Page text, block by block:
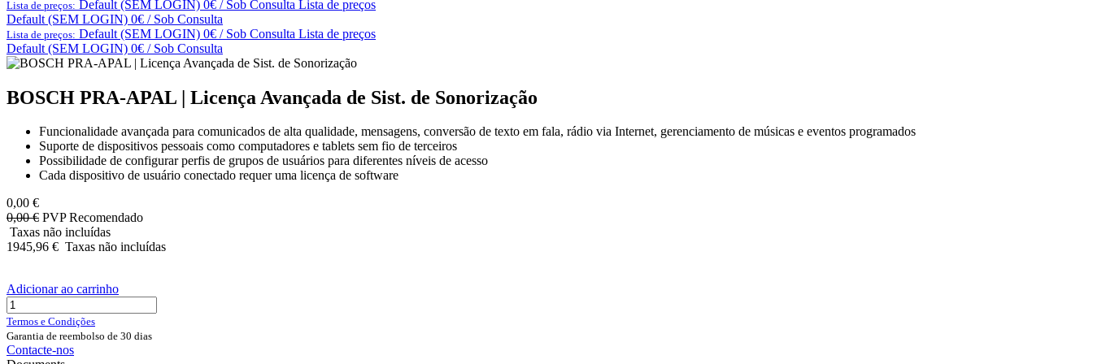
Lista de preços: Default (SEM LOGIN) 0€ / Sob Consulta Lista de preços
Default (SEM LOGIN) 0€ / Sob Consulta
Lista de preços: Default (SEM LOGIN) 0€ / Sob Consulta Lista de preços
Default (SEM LOGIN) 0€ / Sob Consulta
BOSCH PRA-APAL | Licença Avançada de Sist. de Sonorização
Funcionalidade avançada para comunicados de alta qualidade, mensagens, conversão de texto em fala, rádio via Internet, gerenciamento de músicas e eventos programados
Suporte de dispositivos pessoais como computadores e tablets sem fio de terceiros
Possibilidade de configurar perfis de grupos de usuários para diferentes níveis de acesso
Cada dispositivo de usuário conectado requer uma licença de software
0,00 €
0,00€ PVP Recomendado
Taxas não incluídas
1945,96 € Taxas não incluídas
Adicionar ao carrinho
Termos e Condições
Garantia de reembolso de 30 dias
Contacte-nos